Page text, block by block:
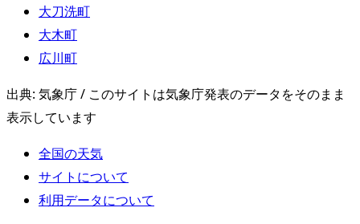
大刀洗町
大木町
広川町
出典: 気象庁 / このサイトは気象庁発表のデータをそのまま
表示しています
全国の天気
サイトについて
利用データについて